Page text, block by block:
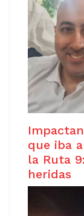
que iba
la Ruta
heridas